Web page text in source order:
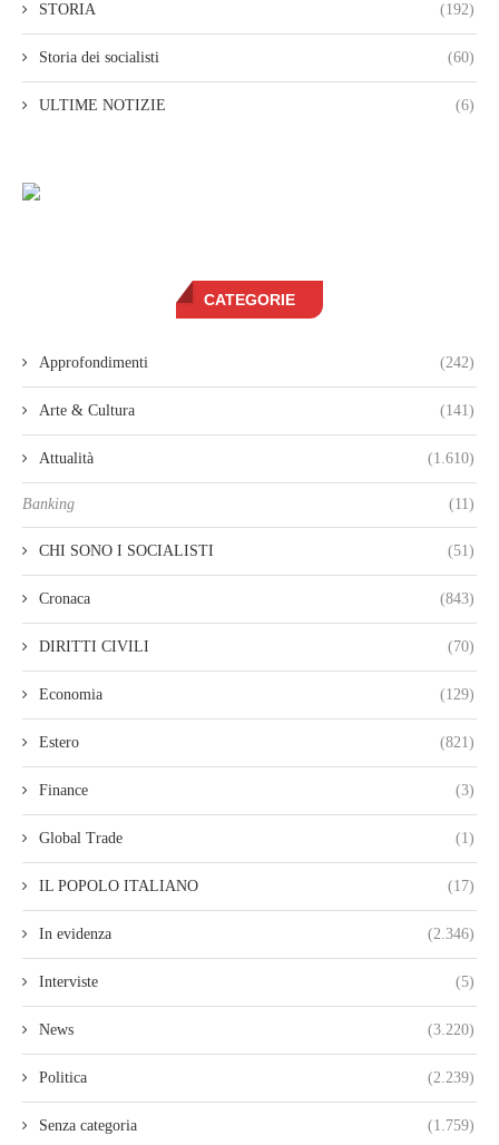
STORIA (192)
Storia dei socialisti (60)
ULTIME NOTIZIE (6)
CATEGORIE
Approfondimenti (242)
Arte & Cultura (141)
Attualità (1.610)
Banking (11)
CHI SONO I SOCIALISTI (51)
Cronaca (843)
DIRITTI CIVILI (70)
Economia (129)
Estero (821)
Finance (3)
Global Trade (1)
IL POPOLO ITALIANO (17)
In evidenza (2.346)
Interviste (5)
News (3.220)
Politica (2.239)
Senza categoria (1.759)